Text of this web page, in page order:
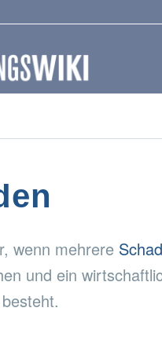
wenn mehrere
und ein